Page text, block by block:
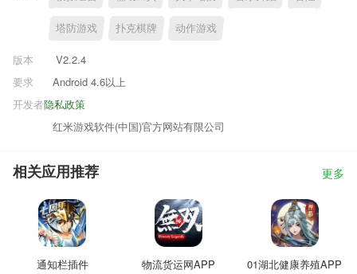
塔防游戏 扑克棋牌 动作游戏
版本
V2.2.4
要求
Android 4.6以上
隐私政策
开发者
红米游戏软件(中国)官方网站有限公司
相关应用推荐 更多
通知栏插件 物流货运网APP 01湖北健康养殖APP